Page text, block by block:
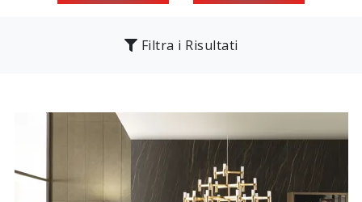
Filtra i Risultati